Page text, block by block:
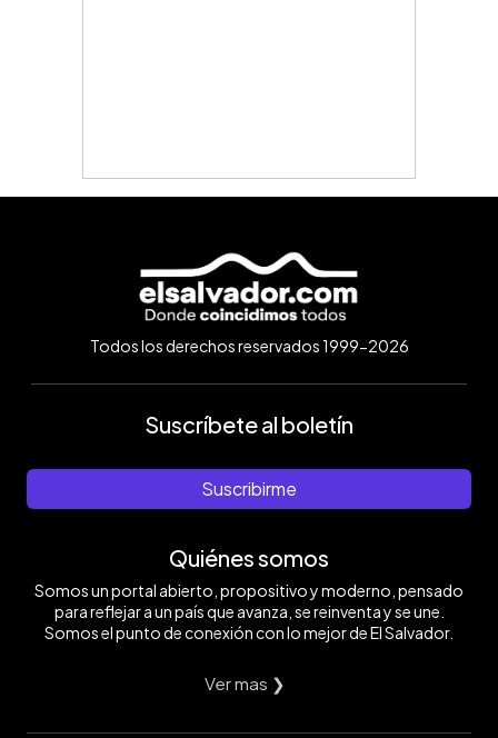
Todos los derechos reservados 1999-2026
Suscríbete al boletín
Suscribirme
Quiénes somos
Somos un portal abierto, propositivo y moderno, pensado
para reflejar a un país que avanza, se reinventa y se une.
Somos el punto de conexión con lo mejor de El Salvador.
Ver mas ❯